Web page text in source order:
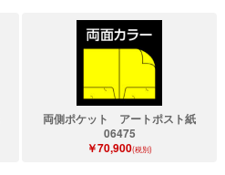
両側ポケット アートポスト紙
06475
￥70,900(税別)